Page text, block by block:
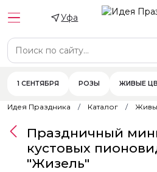
Уфа
1 СЕНТЯБРЯ РОЗЫ ЖИВЫЕ
Идея Праздника Каталог
Праздничный
кустовых
"Жизель"